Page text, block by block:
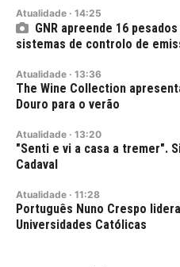
Atualidade · 14:25
GNR apreende 16
sistemas de controlo de
Atualidade · 13:36
The Wine Collection
Douro para o verão
Atualidade · 13:20
"Senti e vi a casa a tremer".
Cadaval
Atualidade · 11:28
Português Nuno Crespo
Universidades Católicas